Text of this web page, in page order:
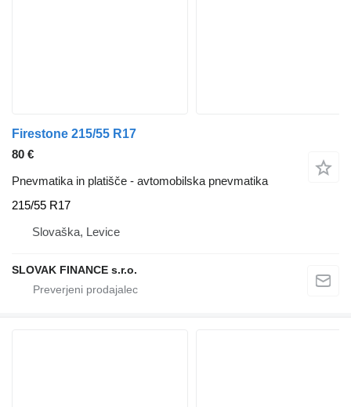
Firestone 215/55 R17
80 €
Pnevmatika in platišče - avtomobilska pnevmatika
215/55 R17
Slovaška, Levice
SLOVAK FINANCE s.r.o.